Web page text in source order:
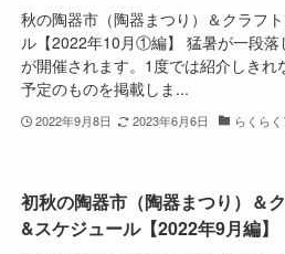
秋の陶器市（陶器まつり）＆クラフ
ル【2022年10月①編】 猛暑が一段
が開催されます。1度では紹介しき
予定のものを掲載しま...
2022年9月8日 2023年6月6日 らくら
初秋の陶器市（陶器まつり）＆
&スケジュール【2022年9月編】